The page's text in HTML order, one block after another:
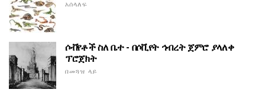
አሰላለፍ
ሶቭየቶች ስለ ቤተ - በሶቪየት ኅብረት ጀምሮ ያላለቀ
ፕሮጀክት
በመጓዝ ላይ